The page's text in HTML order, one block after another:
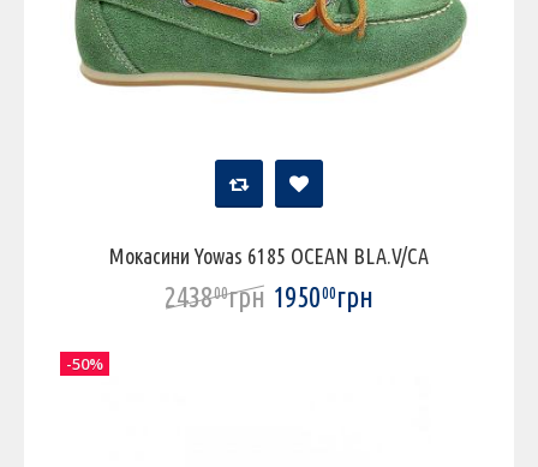
Мокасини Yowas 6185 OCEAN BLA.V/CA
243800грн 195000грн
-50%